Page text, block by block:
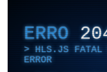
ERRO
HLS.JS FATAL
ERROR